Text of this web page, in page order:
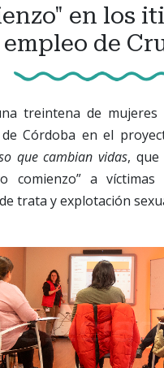
en los
de
treintena de
de Córdoba en el
que cambian vidas,
comienzo” a
trata y explotación